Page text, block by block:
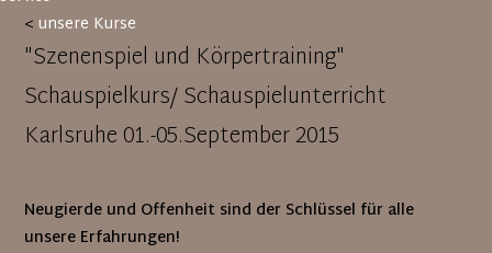
<unsere Kurse
"Szenenspiel und Körpertraining"
Schauspielkurs/ Schauspielunterricht
Karlsruhe 01.-05.September 2015
Neugierde und Offenheit sind der Schlüssel für alle
unsere Erfahrungen!